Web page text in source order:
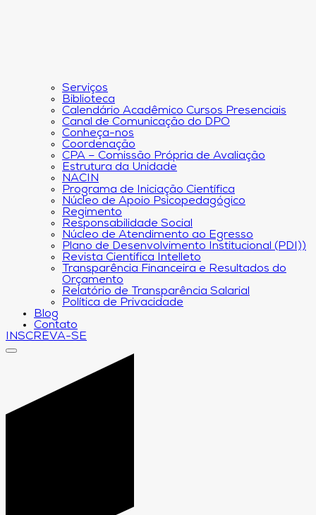
Serviços
Biblioteca
Calendário Acadêmico Cursos Presenciais
Canal de Comunicação do DPO
Conheça-nos
Coordenação
CPA – Comissão Própria de Avaliação
Estrutura da Unidade
NACIN
Programa de Iniciação Científica
Núcleo de Apoio Psicopedagógico
Regimento
Responsabilidade Social
Núcleo de Atendimento ao Egresso
Plano de Desenvolvimento Institucional (PDI))
Revista Científica Intelleto
Transparência Financeira e Resultados do
Orçamento
Relatório de Transparência Salarial
Política de Privacidade
Blog
Contato
INSCREVA-SE